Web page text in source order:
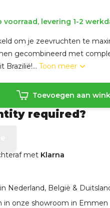
voorraad, levering 1-2
om je zeevruchten te
gecombineerd met
Brazilië!...Toon meer
Toevoegen aan
required?
met Klarna
Nederland, België &
in onze showroom in Emmen